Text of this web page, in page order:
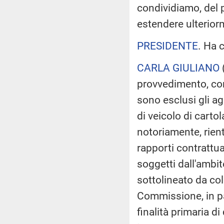
condividiamo, del
estendere
PRESIDENTE. Ha
CARLA GIULIANO
provvedimento,
sono esclusi gli
di veicolo di
notoriamente,
rapporti
soggetti
sottolineato da
Commissione, in
finalità primaria di